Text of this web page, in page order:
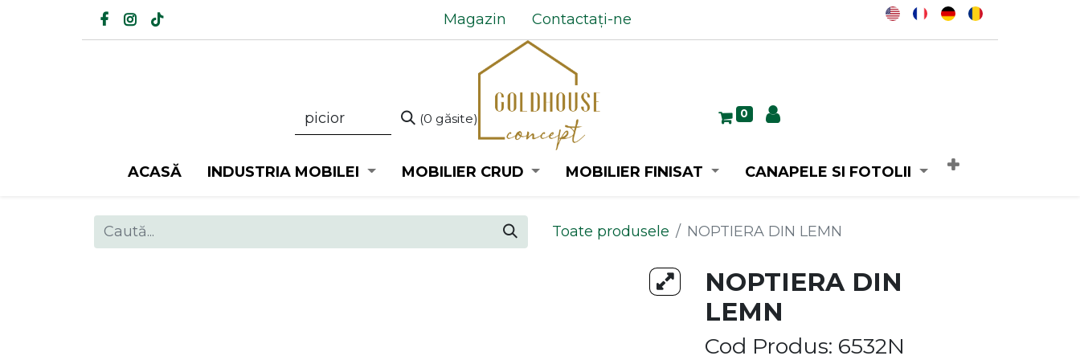
Magazin Contactați-ne
(0 găsite) 0
ACASĂ INDUSTRIA MOBILEI MOBILIER CRUD MOBILIER FINISAT CANAPELE SI FOTOLII
Toate produsele NOPTIERA DIN LEMN
NOPTIERA DIN
LEMN
Cod Produs: 6532N